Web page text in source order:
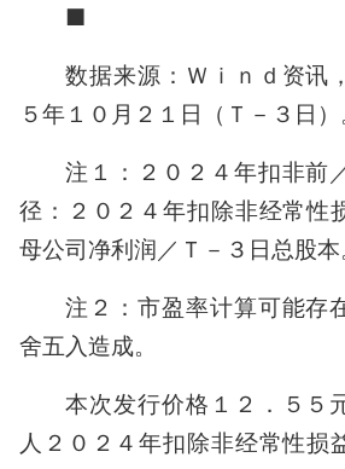
■
数据来源：Ｗｉｎｄ资讯
５年１０月２１日（Ｔ－３日）
注１：２０２４年扣非前
径：２０２４年扣除非经常性
母公司净利润／Ｔ－３日总股本
注２：市盈率计算可能存
舍五入造成。
本次发行价格１２．５５
人２０２４年扣除非经常性损